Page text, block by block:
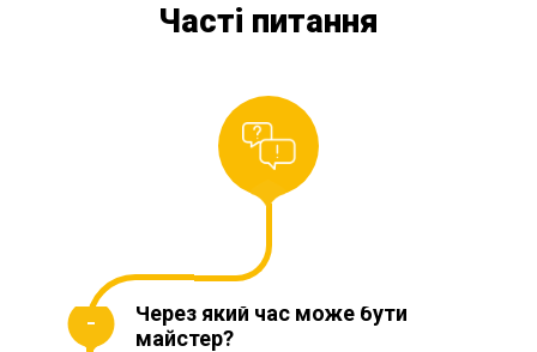
Часті питання
Через який час може бути
майстер?